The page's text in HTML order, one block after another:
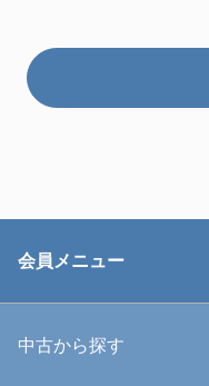
会員メニュー
中古から探す